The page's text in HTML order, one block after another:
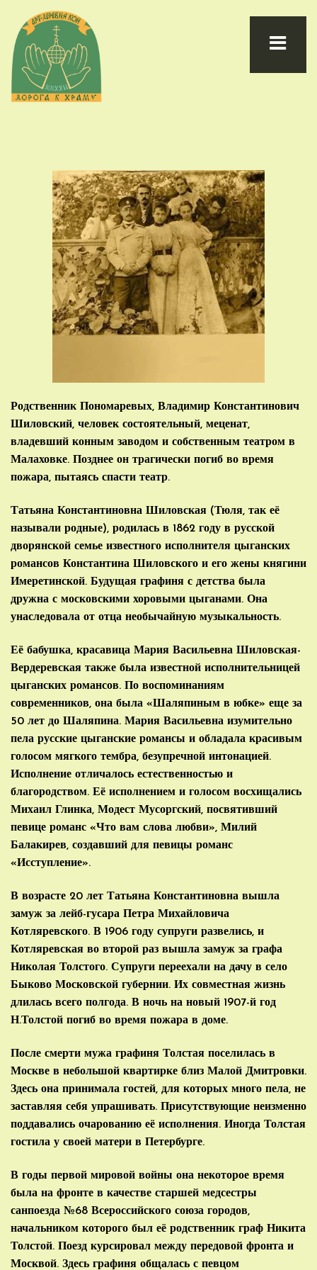
Родственник Пономаревых, Владимир Константинович
Шиловский, человек состоятельный, меценат,
владевший конным заводом и собственным театром в
Малаховке. Позднее он трагически погиб во время
пожара, пытаясь спасти театр.
Татьяна Константиновна Шиловская (Тюля, так её
называли родные), родилась в 1862 году в русской
дворянской семье известного исполнителя цыганских
романсов Константина Шиловского и его жены княгини
Имеретинской. Будущая графиня с детства была
дружна с московскими хоровыми цыганами. Она
унаследовала от отца необычайную музыкальность.
Её бабушка, красавица Мария Васильевна Шиловская-
Вердеревская также была известной исполнительницей
цыганских романсов. По воспоминаниям
современников, она была «Шаляпиным в юбке» еще за
50 лет до Шаляпина. Мария Васильевна изумительно
пела русские цыганские романсы и обладала красивым
голосом мягкого тембра, безупречной интонацией.
Исполнение отличалось естественностью и
благородством. Её исполнением и голосом восхищались
Михаил Глинка, Модест Мусоргский, посвятивший
певице романс «Что вам слова любви», Милий
Балакирев, создавший для певицы романс
«Исступление».
В возрасте 20 лет Татьяна Константиновна вышла
замуж за лейб-гусара Петра Михайловича
Котляревского. В 1906 году супруги развелись, и
Котляревская во второй раз вышла замуж за графа
Николая Толстого. Супруги переехали на дачу в село
Быково Московской губернии. Их совместная жизнь
длилась всего полгода. В ночь на новый 1907-й год
Н.Толстой погиб во время пожара в доме.
После смерти мужа графиня Толстая поселилась в
Москве в небольшой квартирке близ Малой Дмитровки.
Здесь она принимала гостей, для которых много пела, не
заставляя себя упрашивать. Присутствующие неизменно
поддавались очарованию её исполнения. Иногда Толстая
гостила у своей матери в Петербурге.
В годы первой мировой войны она некоторое время
была на фронте в качестве старшей медсестры
санпоезда №68 Всероссийского союза городов,
начальником которого был её родственник граф Никита
Толстой. Поезд курсировал между передовой фронта и
Москвой. Здесь графиня общалась с певцом